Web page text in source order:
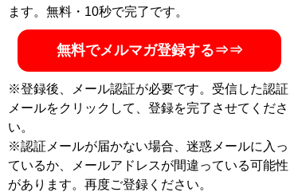
記事一覧へ
ます。無料・10秒で完了です。
無料でメルマガ登録する⇒⇒
※登録後、メール認証が必要です。受信した認証
メールをクリックして、登録を完了させてくださ
い。
※認証メールが届かない場合、迷惑メールに入っ
ているか、メールアドレスが間違っている可能性
があります。再度ご登録ください。